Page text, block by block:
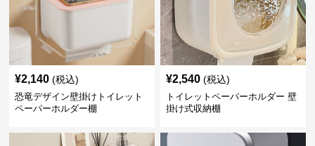
¥2,140 (税込)
恐竜デザイン壁掛けトイレット
ペーパーホルダー棚
¥2,540 (税込)
トイレットペーパーホルダー 壁
掛け式収納棚